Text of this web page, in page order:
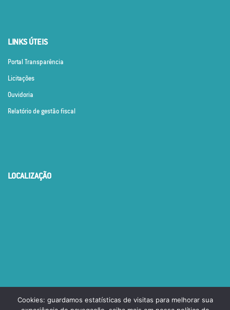
LINKS ÚTEIS
Portal Transparência
Licitações
Ouvidoria
Relatório de gestão fiscal
LOCALIZAÇÃO
Cookies: guardamos estatísticas de visitas para melhorar sua